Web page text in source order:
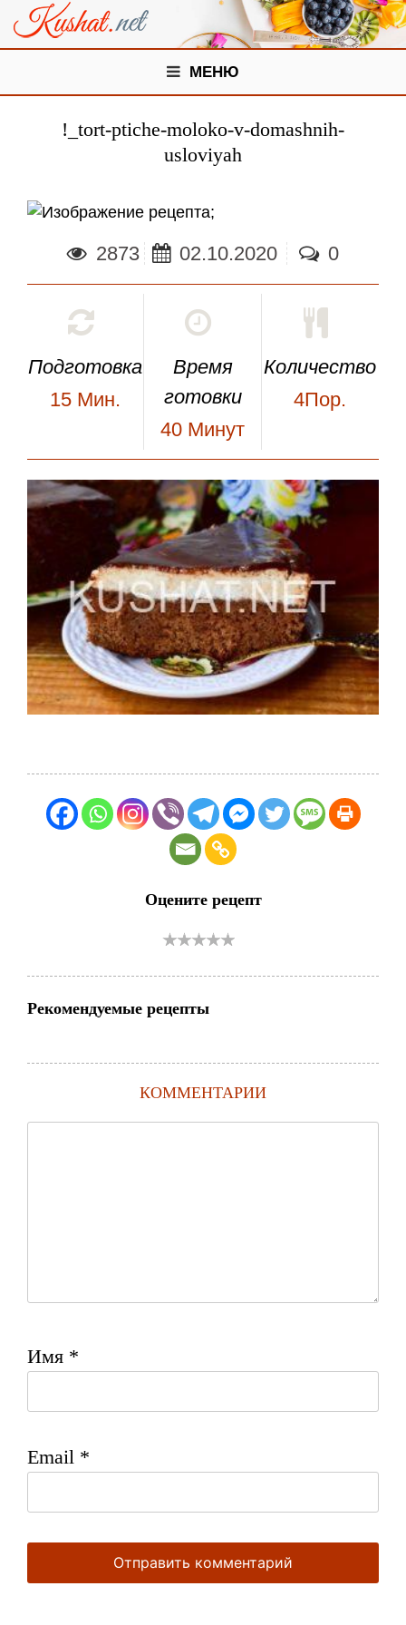
МЕНЮ
!_tort-ptiche-moloko-v-domashnih-
usloviyah
;
2873 02.10.2020 0
Подготовка
15 Мин.
Время
готовки
40 Минут
Количество
4Пор.
Оцените рецепт
Рекомендуемые рецепты
КОММЕНТАРИИ
Имя *
Email *